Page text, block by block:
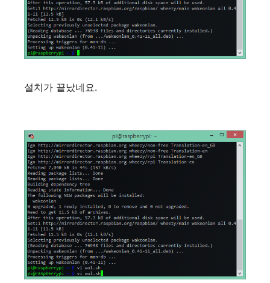
설치가 끝났네요.